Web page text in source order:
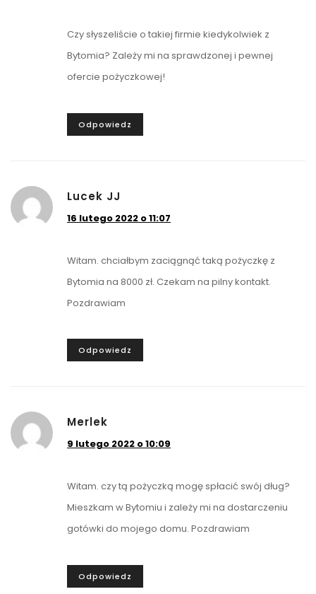
Czy słyszeliście o takiej firmie kiedykolwiek z
Bytomia? Zależy mi na sprawdzonej i pewnej
ofercie pożyczkowej!
Odpowiedz
Lucek JJ
16 lutego 2022 o 11:07
Witam. chciałbym zaciągnąć taką pożyczkę z
Bytomia na 8000 zł. Czekam na pilny kontakt.
Pozdrawiam
Odpowiedz
Merlek
9 lutego 2022 o 10:09
Witam. czy tą pożyczką mogę spłacić swój dług?
Mieszkam w Bytomiu i zależy mi na dostarczeniu
gotówki do mojego domu. Pozdrawiam
Odpowiedz